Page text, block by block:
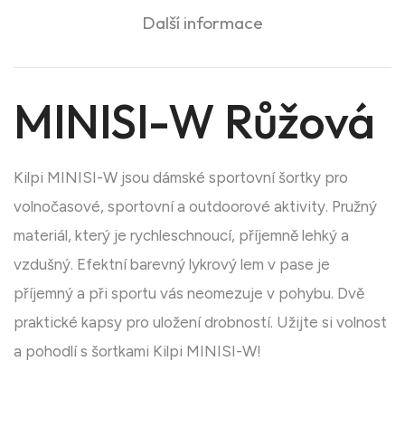
Další informace
MINISI-W Růžová
Kilpi MINISI-W jsou dámské sportovní šortky pro
volnočasové, sportovní a outdoorové aktivity. Pružný
materiál, který je rychleschnoucí, příjemně lehký a
vzdušný. Efektní barevný lykrový lem v pase je
příjemný a při sportu vás neomezuje v pohybu. Dvě
praktické kapsy pro uložení drobností. Užijte si volnost
a pohodlí s šortkami Kilpi MINISI-W!